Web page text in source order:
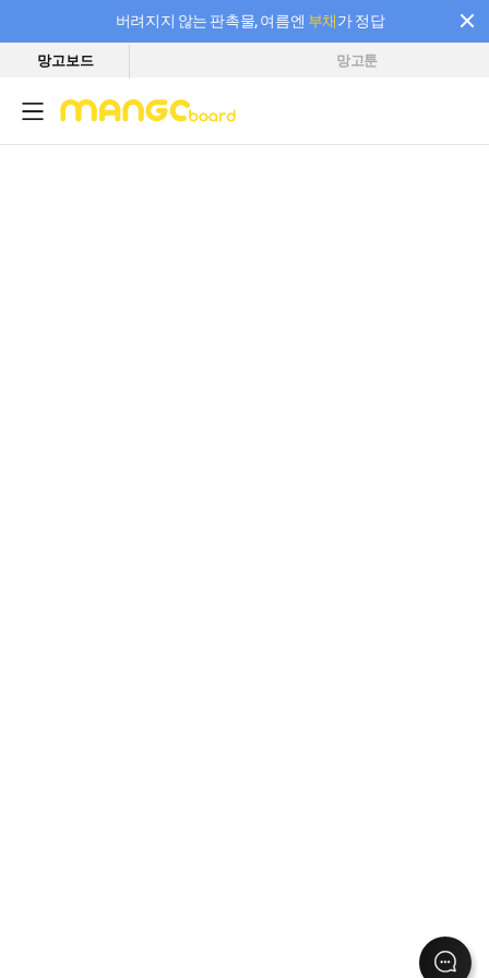
버려지지 않는 판촉물, 여름엔 부채가 정답
필요한 만큼 충전하고 끊김 없이 작업하세요! 새로워진 AI 부스터 요금제
망고보드 망고툰